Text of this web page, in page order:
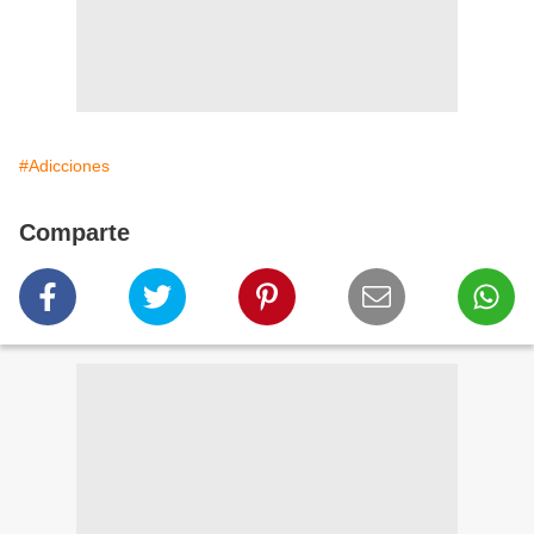
#Adicciones
Comparte